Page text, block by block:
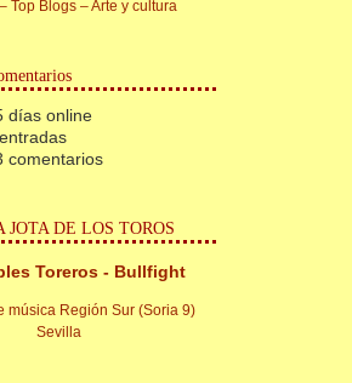
días online
comentarios
JOTA DE LOS TOROS
Toreros - Bullfight
música Región Sur (Soria 9)
Sevilla